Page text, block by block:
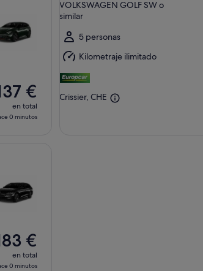
€
en total
0 minutos
ago
dom,
9
ago
VOLKSWAGEN GOLF SW o
similar
5 personas
Kilometraje ilimitado
Crissier, CHE
€
en total
0 minutos